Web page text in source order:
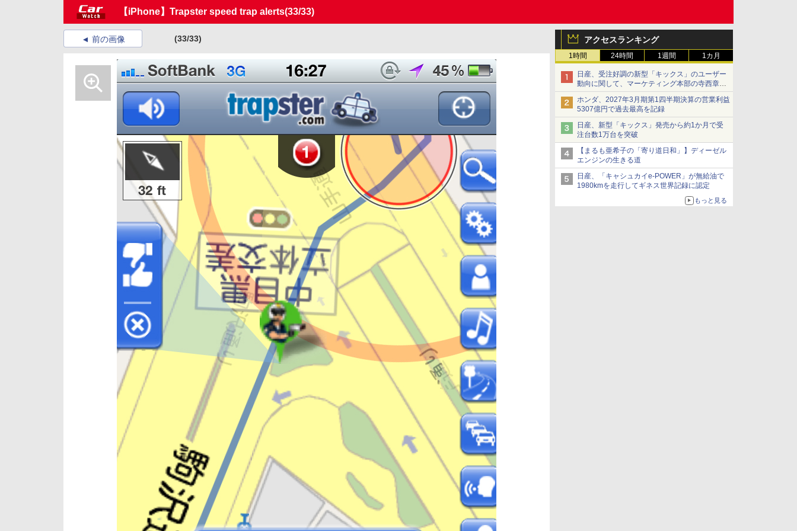
【iPhone】Trapster speed trap alerts(33/33)
アクセスランキング
1時間 24時間 1週間 1カ月
日産、受注好調の新型「キックス」のユーザー
動向に関して、マーケティング本部の寺西章氏
が解説
ホンダ、2027年3月期第1四半期決算の営業利益
5307億円で過去最高を記録
日産、新型「キックス」発売から約1か月で受
注台数1万台を突破
【まるも亜希子の「寄り道日和」】ディーゼル
エンジンの生きる道
日産、「キャシュカイe-POWER」が無給油で
1980kmを走行してギネス世界記録に認定
もっと見る
前の画像 (33/33)